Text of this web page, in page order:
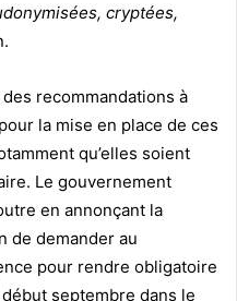
cryptées,
recommandations à
la mise en place de ces
qu’elles soient
Le gouvernement
en annonçant la
de demander au
pour rendre obligatoire
septembre dans le